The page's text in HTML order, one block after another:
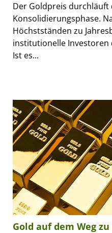
Der Goldpreis
Konsolidierungsphase.
Höchstständen zu
institutionelle Investoren
Ist es...
Gold auf dem Weg